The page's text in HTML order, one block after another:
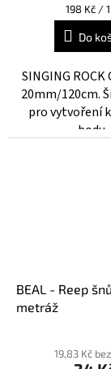
hvězdiček.
Měrná
cena:
198 Kč /
Do
SINGING
20mm/120cm.
pro vytvoření
bodu.
BEAL - Reep
metráž
19,83 Kč